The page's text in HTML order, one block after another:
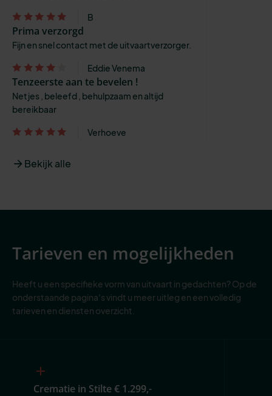
B
Prima verzorgd
Fijn en snel contact met de uitvaartverzorger.
Eddie Venema
Tenzeerste aan te bevelen !
Netjes , beleefd , behulpzaam en altijd
bereikbaar
Verhoeve
Bekijk alle
Tarieven en mogelijkheden
Heeft u een specifieke vorm van uitvaart in gedachten? Op de
onderstaande pagina's vindt u meer uitleg en een volledig
tarieven en diensten overzicht.
Crematie in Stilte€ 1.299,-